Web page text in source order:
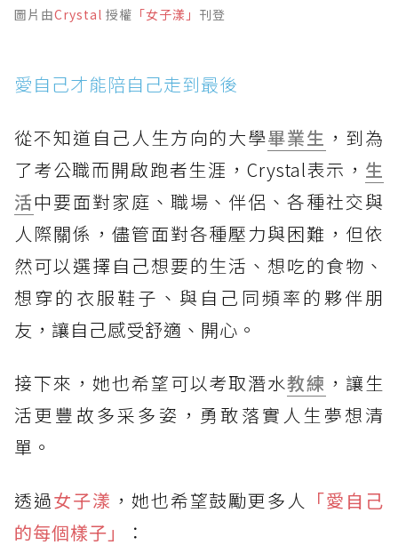
圖片由Crystal 授權 「女子漾」 刊登
愛自己才能陪自己走到最後
從不知道自己人生方向的大學畢業生 ，到為
了考公職而開啟跑者生涯，Crystal表示， 生
活中要面對家庭、職場、伴侶、各種社交與
人際關係，儘管面對各種壓力與困難，但依
然可以選擇自己想要的生活、想吃的食物、
想穿的衣服鞋子、與自己同頻率的夥伴朋
友，讓自己感受舒適、開心。
接下來，她也希望可以考取潛水教練 ，讓生
活更豐故多采多姿，勇敢落實人生夢想清
單。
透過女子漾 ，她也希望鼓勵更多人 「愛自己
的每個樣子」
：